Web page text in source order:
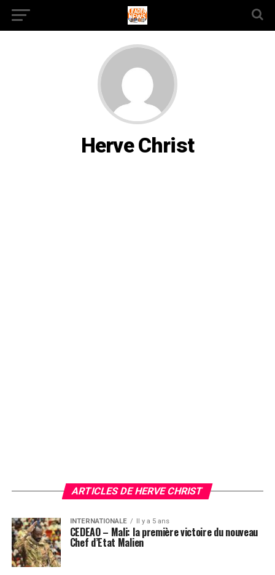
Herve Christ
ARTICLES DE HERVE CHRIST
INTERNATIONALE Il y a 5 ans
CEDEAO – Mali: la première victoire du nouveau
Chef d’Etat Malien